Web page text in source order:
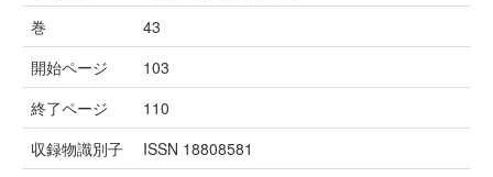
巻
43
開始ページ
103
終了ページ
110
収録物識別子
ISSN 18808581